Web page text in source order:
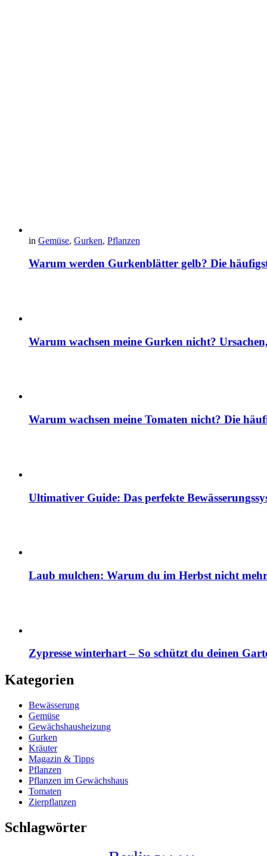
in Gemüse, Gurken, Pflanzen
Warum werden Gurkenblätter gelb? Die
Warum wachsen meine Gurken nicht?
Warum wachsen meine Tomaten nicht? Die
Ultimativer Guide: Das perfekte
Laub mulchen: Warum du im Herbst nicht mehr
Zypresse winterhart – So schützt du deinen
Kategorien
Bewässerung
Gemüse
Gewächshausheizung
Gurken
Kräuter
Magazin & Tipps
Pflanzen
Pflanzen im Gewächshaus
Tomaten
Zierpflanzen
Schlagwörter